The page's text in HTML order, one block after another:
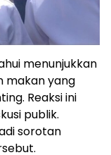
menunjukkan
makan yang
Reaksi ini
publik.
sorotan